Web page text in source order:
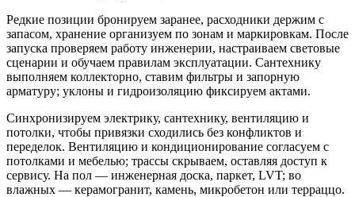
Редкие позиции бронируем заранее, расходники держим с
запасом, хранение организуем по зонам и маркировкам. После
запуска проверяем работу инженерии, настраиваем световые
сценарии и обучаем правилам эксплуатации. Сантехнику
выполняем коллекторно, ставим фильтры и запорную
арматуру; уклоны и гидроизоляцию фиксируем актами.
Синхронизируем электрику, сантехнику, вентиляцию и
потолки, чтобы привязки сходились без конфликтов и
переделок. Вентиляцию и кондиционирование согласуем с
потолками и мебелью; трассы скрываем, оставляя доступ к
сервису. На пол — инженерная доска, паркет, LVT; во
влажных — керамогранит, камень, микробетон или терраццо.